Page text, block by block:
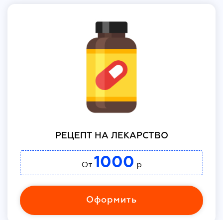
РЕЦЕПТ НА ЛЕКАРСТВО
От 1000 р
Оформить